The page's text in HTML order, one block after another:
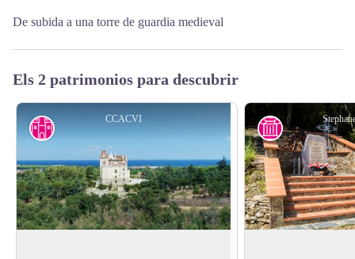
De subida a una torre de guardia medieval
Els 2 patrimonios para descubrir
CCACVI
Patrimonio Historia